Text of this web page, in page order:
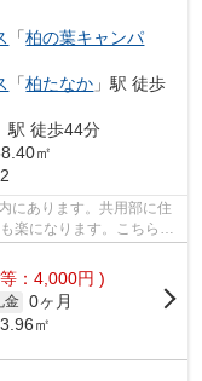
「柏の葉キャンパ
「柏たなか 」駅 徒歩
駅 徒歩44分
㎡
にあります。共用部に住
楽になります。こちらの
：4,000円 )
金 0ヶ月
㎡